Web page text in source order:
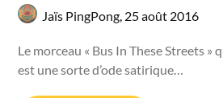
Jaïs PingPong, 25 août 2016
Le morceau « Bus In These Streets »
est une sorte d’ode satirique…